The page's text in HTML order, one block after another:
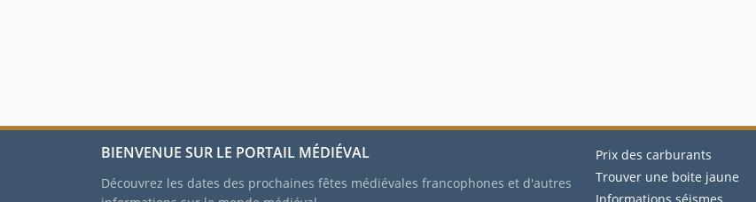
BIENVENUE SUR LE PORTAIL MÉDIÉVAL
Découvrez les dates des prochaines fêtes médiévales francophones et d'autres
Prix des carburants
Trouver une boite jaune